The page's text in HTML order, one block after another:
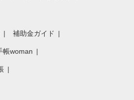
補助金ガイド
帳woman